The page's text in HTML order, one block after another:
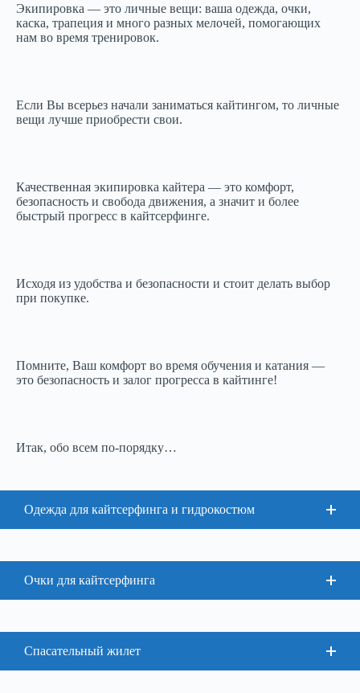
Экипировка — это личные вещи: ваша одежда, очки,
каска, трапеция и много разных мелочей, помогающих
нам во время тренировок.
Если Вы всерьез начали заниматься кайтингом, то личные
вещи лучше приобрести свои.
Качественная экипировка кайтера — это комфорт,
безопасность и свобода движения, а значит и более
быстрый прогресс в кайтсерфинге.
Исходя из удобства и безопасности и стоит делать выбор
при покупке.
Помните, Ваш комфорт во время обучения и катания —
это безопасность и залог прогресса в кайтинге!
Итак, обо всем по-порядку…
Одежда для кайтсерфинга и гидрокостюм
Очки для кайтсерфинга
Спасательный жилет